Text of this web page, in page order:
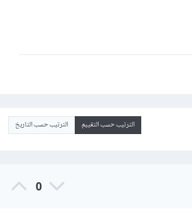
الترتيب حسب التقييم الترتيب حسب التاريخ
0